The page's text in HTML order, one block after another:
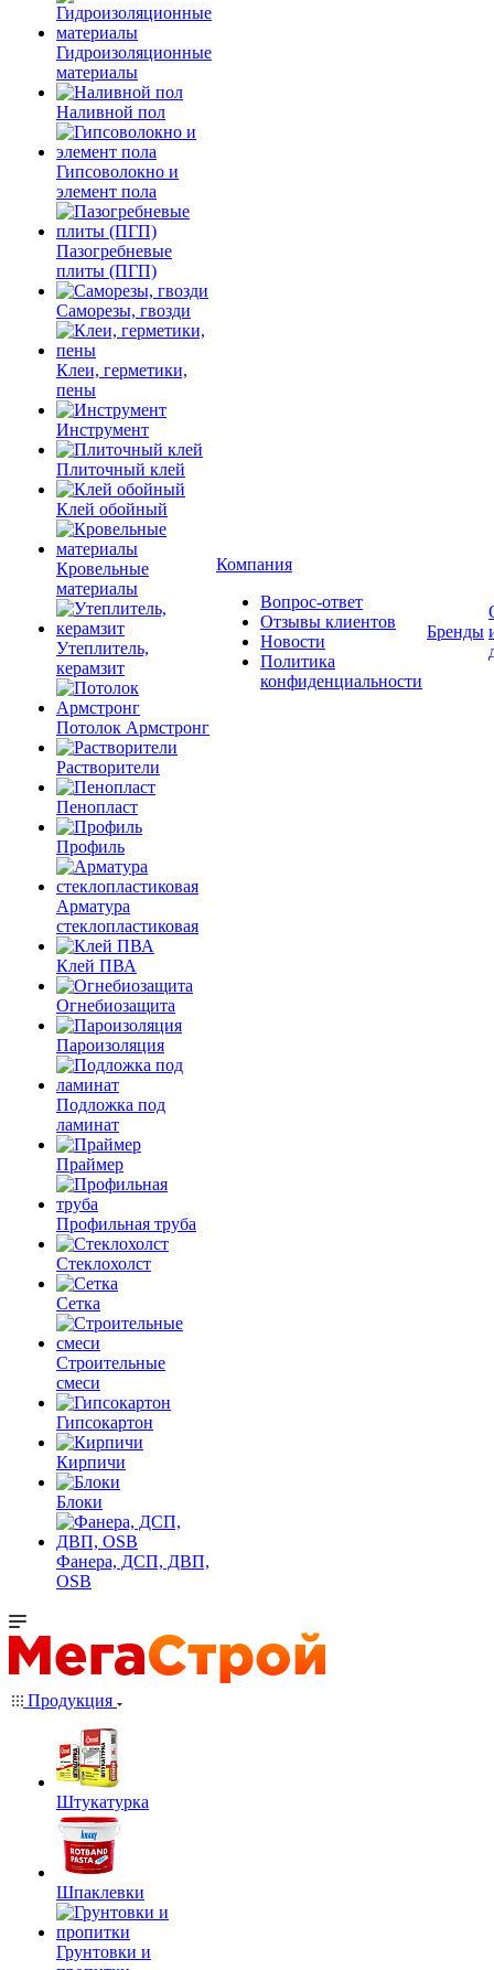
Гидроизоляционные
материалы
Наливной пол
Гипсоволокно и
элемент пола
Пазогребневые
плиты (ПГП)
Саморезы, гвозди
Клеи, герметики,
пены
Инструмент
Плиточный клей
Клей обойный
Кровельные
материалы
Утеплитель,
керамзит
Потолок Армстронг
Растворители
Пенопласт
Профиль
Арматура
стеклопластиковая
Клей ПВА
Огнебиозащита
Пароизоляция
Подложка под
ламинат
Праймер
Профильная труба
Стеклохолст
Сетка
Строительные
смеси
Гипсокартон
Кирпичи
Блоки
Фанера, ДСП, ДВП,
OSB
Компания
Вопрос-ответ
Отзывы клиентов
Новости
Политика
конфиденциальности
Бренды
Продукция
Штукатурка
Шпаклевки
Грунтовки и